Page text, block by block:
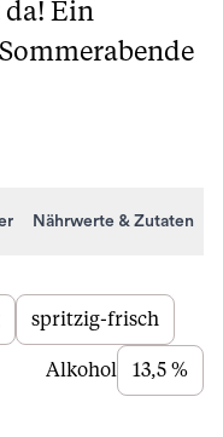
Ein
Nährwerte & Zutaten
spritzig-frisch
Alkohol 13,5 %